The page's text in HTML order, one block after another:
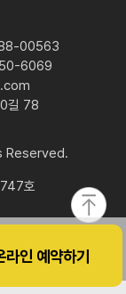
라인 예약하기
88-00563
6069
길 78
Reserved.
호